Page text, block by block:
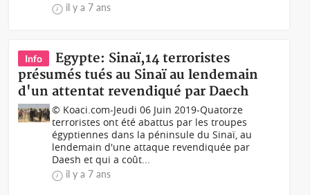
il y a 7 ans
Info
Egypte: Sinaï,14 terroristes
présumés tués au Sinaï au lendemain
d'un attentat revendiqué par Daech
© Koaci.com-Jeudi 06 Juin 2019-Quatorze
terroristes ont été abattus par les troupes
égyptiennes dans la péninsule du Sinaï, au
lendemain d'une attaque revendiquée par
Daesh et qui a coût...
il y a 7 ans